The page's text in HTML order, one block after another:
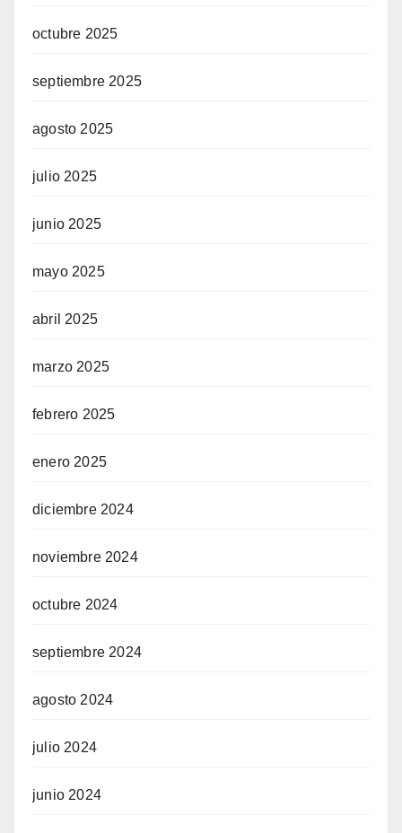
octubre 2025
septiembre 2025
agosto 2025
julio 2025
junio 2025
mayo 2025
abril 2025
marzo 2025
febrero 2025
enero 2025
diciembre 2024
noviembre 2024
octubre 2024
septiembre 2024
agosto 2024
julio 2024
junio 2024